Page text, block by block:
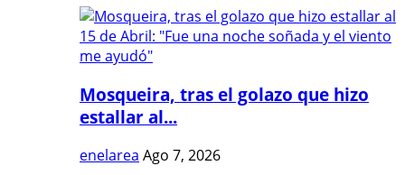
Mosqueira, tras el golazo que hizo
estallar al...
enelarea Ago 7, 2026